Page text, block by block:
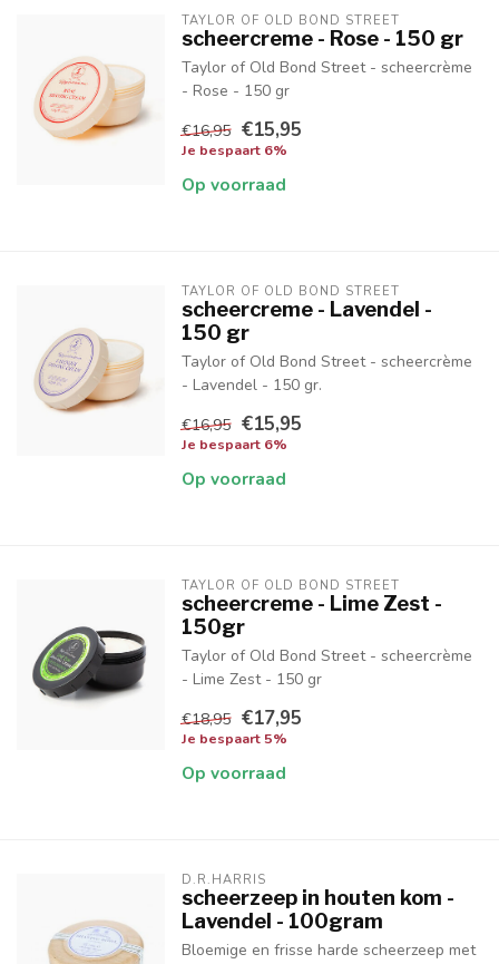
TAYLOR OF OLD BOND STREET
scheercreme - Rose - 150 gr
Taylor of Old Bond Street - scheercrème
- Rose - 150 gr
€16,95 €15,95
Je bespaart 6%
Op voorraad
TAYLOR OF OLD BOND STREET
scheercreme - Lavendel -
150 gr
Taylor of Old Bond Street - scheercrème
- Lavendel - 150 gr.
€16,95 €15,95
Je bespaart 6%
Op voorraad
TAYLOR OF OLD BOND STREET
scheercreme - Lime Zest -
150gr
Taylor of Old Bond Street - scheercrème
- Lime Zest - 150 gr
€18,95 €17,95
Je bespaart 5%
Op voorraad
D.R.HARRIS
scheerzeep in houten kom -
Lavendel - 100gram
Bloemige en frisse harde scheerzeep met